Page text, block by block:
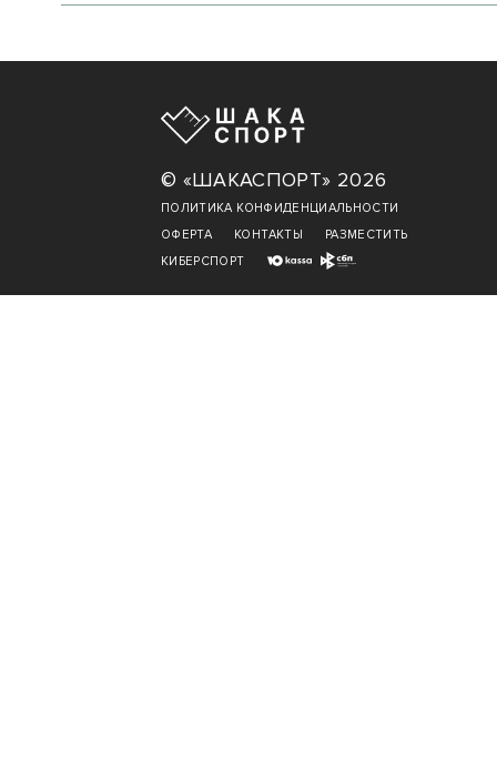
© «ШАКАСПОРТ» 2026
ПОЛИТИКА КОНФИДЕНЦИАЛЬНОСТИ
ОФЕРТА
КОНТАКТЫ
РАЗМЕСТИТЬ
КИБЕРСПОРТ